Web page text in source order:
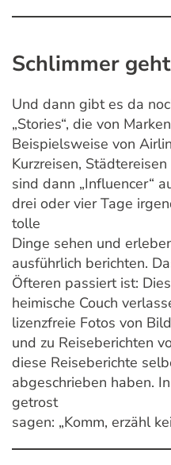
Schlimmer
Und dann gibt es da
„Stories“, die von
Beispielsweise von
Kurzreisen,
sind dann „Influencer“
drei oder vier Tage
tolle
Dinge sehen und
ausführlich berichten.
Öfteren passiert ist:
heimische Couch
lizenzfreie Fotos von
und zu Reiseberichten
diese Reiseberichte
abgeschrieben haben.
getrost
sagen: „Komm, erzähl